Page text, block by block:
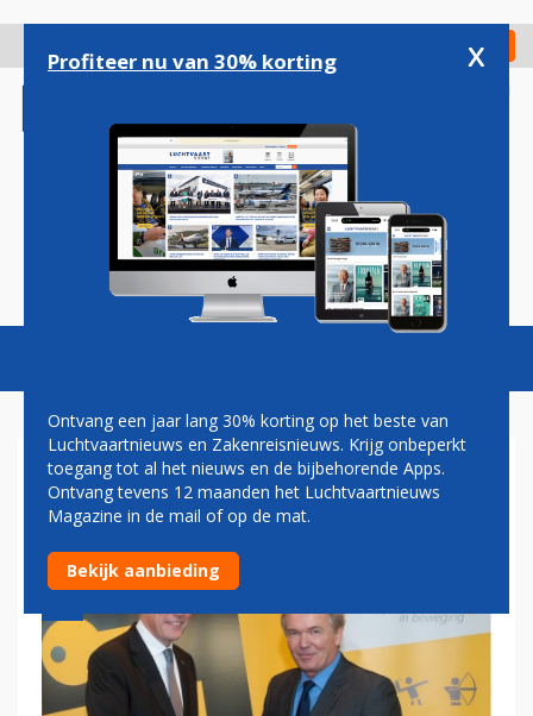
gaan
Check in
Magazine Podcasts Vacatures
SCHIPHOL-TOPMAN NIJHUIS:
LELYSTAD IS NU ECHT NODIG
Profiteer nu van 30% korting x
Ontvang een jaar lang 30% korting op het beste van
Luchtvaartnieuws en Zakenreisnieuws. Krijg onbeperkt
toegang tot al het nieuws en de bijbehorende Apps.
Ontvang tevens 12 maanden het Luchtvaartnieuws
Magazine in de mail of op de mat.
Bekijk aanbieding